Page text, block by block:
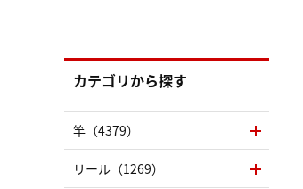
カテゴリから探す
竿（4379）
リール（1269）